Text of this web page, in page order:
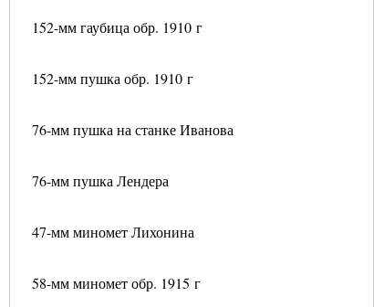
152-мм гаубица обр. 1910 г
152-мм пушка обр. 1910 г
76-мм пушка на станке Иванова
76-мм пушка Лендера
47-мм миномет Лихонина
58-мм миномет обр. 1915 г